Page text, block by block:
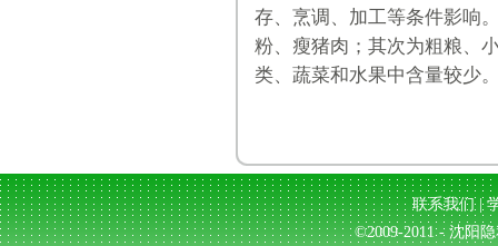
存、烹调、加工等条件影响
粉、瘦猪肉；其次为粗粮、
类、蔬菜和水果中含量较少
联系我们|
©2009-2011 - 沈阳